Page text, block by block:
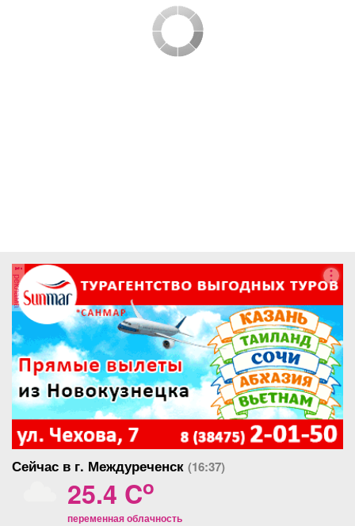
реклама
Сейчас в г. Междуреченск (16:37)
25.4 Co
переменная облачность